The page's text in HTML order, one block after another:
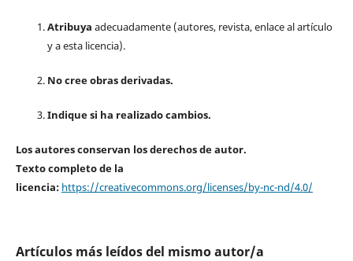
Atribuya adecuadamente (autores, revista, enlace al artículo
y a esta licencia).
No cree obras derivadas.
Indique si ha realizado cambios.
Los autores conservan los derechos de autor.
Texto completo de la
licencia: https://creativecommons.org/licenses/by-nc-nd/4.0/
Artículos más leídos del mismo autor/a